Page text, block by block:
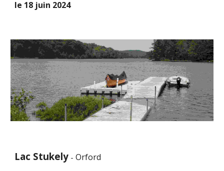
le 18 juin 2024
Lac Stukely -Orford